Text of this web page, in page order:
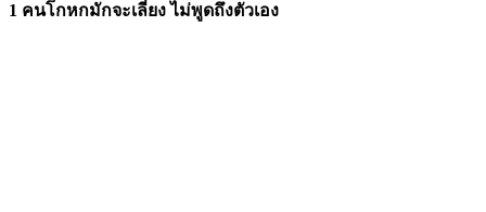
1 คนโกหกมักจะเลี่ยง ไม่พูดถึงตัวเอง